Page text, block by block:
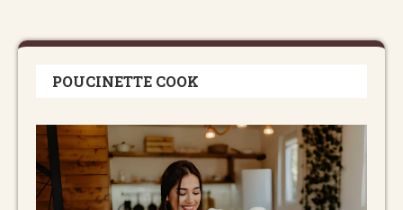
POUCINETTE COOK